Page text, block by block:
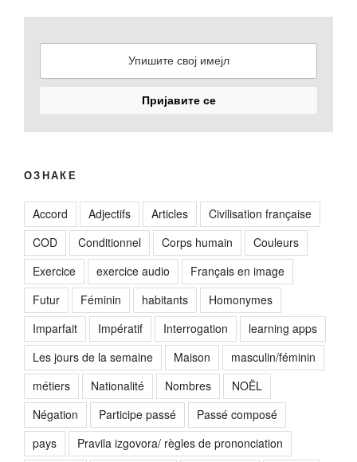
ОЗНАКЕ
Accord Adjectifs Articles
Civilisation française
COD
Conditionnel Corps humain
Couleurs
Exercice
exercice audio
Français en image
Futur
Féminin habitants
Homonymes
Imparfait
Impératif Interrogation
learning apps
Les jours de la semaine
Maison
masculin/féminin
métiers
Nationalité Nombres
NOËL
Négation
Participe passé
Passé composé
pays
Pravila izgovora/ règles de prononciation